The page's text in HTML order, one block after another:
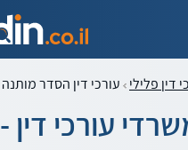
דין פלילי עורכי דין הסדר
עורכי